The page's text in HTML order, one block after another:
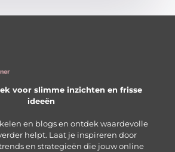
voor slimme inzichten en frisse
ideeën
en blogs en ontdek waardevolle
helpt. Laat je inspireren door
en strategieën die jouw online